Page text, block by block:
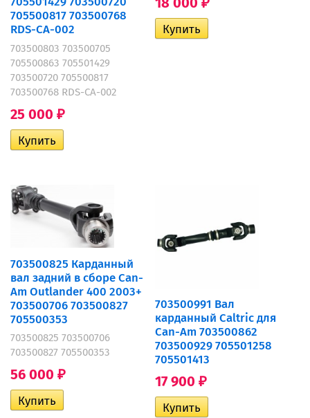
705500817 703500768
RDS-CA-002
703500803 703500705
705500863 705501429
703500720 705500817
703500768 RDS-CA-002
25 000 ₽
₽
703500825 Карданный
вал задний в сборе Can-
Am Outlander 400 2003+
703500706 703500827
705500353
703500825 703500706
703500827 705500353
56 000 ₽
703500991 Вал
карданный Caltric для
Can-Am 703500862
703500929 705501258
705501413
17 900 ₽